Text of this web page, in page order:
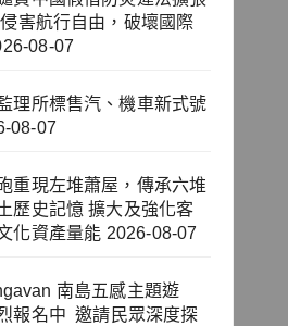
害航行自由，破壞國際
08-07
理所標售汽、機車新式號
08-07
重現左堆蕭屋，傳承六堆
歷史記憶 擴大及強化客
化資產量能 2026-08-07
南島五感主題遊
報名中 邀請民眾深度探